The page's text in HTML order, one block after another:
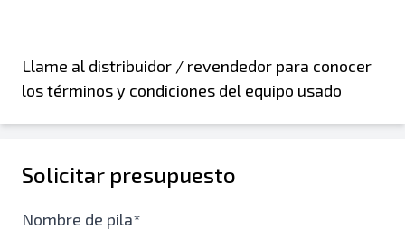
Llame al distribuidor / revendedor para conocer
los términos y condiciones del equipo usado
Solicitar presupuesto
Nombre de pila*